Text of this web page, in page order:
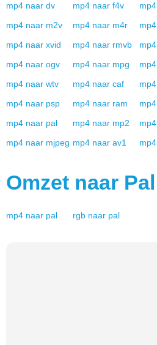
mp4 naar dv mp4 naar f4v mp4
mp4 naar m2v mp4 naar m4r mp4
mp4 naar xvid mp4 naar rmvb mp4
mp4 naar ogv mp4 naar mpg mp4
mp4 naar wtv mp4 naar caf mp4
mp4 naar psp mp4 naar ram mp4
mp4 naar pal mp4 naar mp2 mp4
mp4 naar mjpeg mp4 naar av1 mp4
Omzet naar Pal
mp4 naar pal rgb naar pal